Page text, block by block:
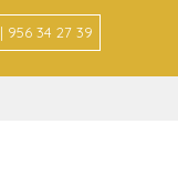
34 27 39